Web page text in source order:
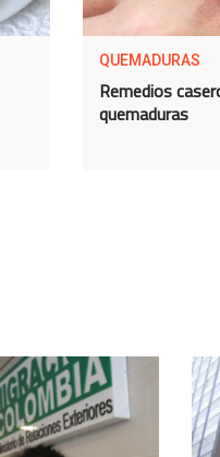
QUEMADURAS
Remedios
quemaduras